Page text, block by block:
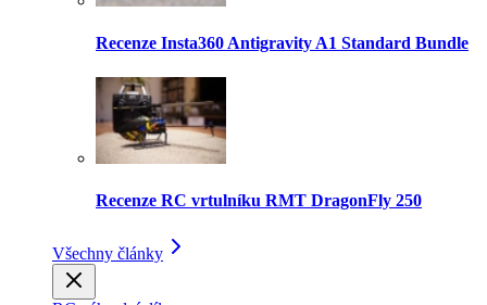
Recenze Insta360 Antigravity A1 Standard Bundle
Recenze RC vrtulníku RMT DragonFly 250
Všechny články